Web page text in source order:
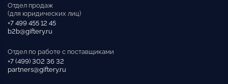
Отдел продаж
(для юридических лиц)
+7 499 455 12 45
b2b@giftery.ru
Отдел по работе с поставщиками
+7 (499) 302 36 32
partners@giftery.ru